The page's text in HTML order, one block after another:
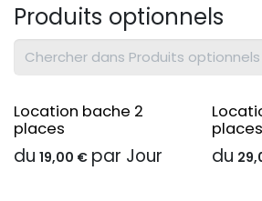
Produits optionnels
Location bache 2
places
du 19,00 € par Jour
places
du